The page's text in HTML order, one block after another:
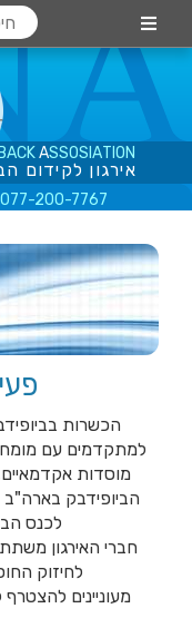
BACK ASSOS AT ON
אירגון לקידום ה
077-200-7767
הכשרות
למתקדמים עם
מוסדות
לכנס
חברי האירגון
לחיזוק
מעוניינים
מכון
ADHD
שלה: